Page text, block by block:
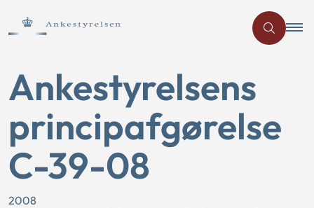
Ankestyrelsens
principafgørelse
C-39-08
2008